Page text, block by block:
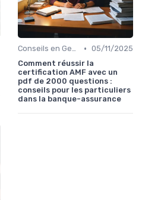
Conseils en Gestion de Patrimoine • 05/11/2025
Comment réussir la
certification AMF avec un
pdf de 2000 questions :
conseils pour les particuliers
dans la banque-assurance